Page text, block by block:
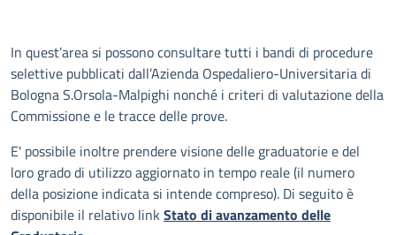
Descrizione
In quest’area si possono consultare tutti i bandi di procedure
selettive pubblicati dall’Azienda Ospedaliero-Universitaria di
Bologna S.Orsola-Malpighi nonché i criteri di valutazione della
Commissione e le tracce delle prove.
E' possibile inoltre prendere visione delle graduatorie e del
loro grado di utilizzo aggiornato in tempo reale (il numero
della posizione indicata si intende compreso). Di seguito è
disponibile il relativo link Stato di avanzamento delle